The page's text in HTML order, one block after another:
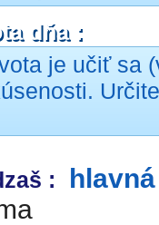
dňa :
je učiť sa
: